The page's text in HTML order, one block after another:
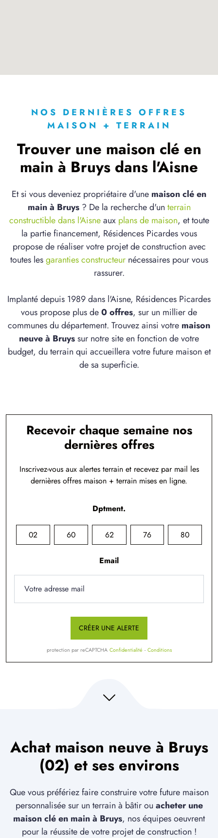
NOS DERNIÈRES OFFRES
MAISON + TERRAIN
Trouver une maison clé en
main à Bruys dans l'Aisne
Et si vous deveniez propriétaire d'une maison clé en
main à Bruys? De la recherche d'un terrain
constructible dans l'Aisneaux plans de maison, et toute
la partie financement, Résidences Picardes vous
propose de réaliser votre projet de construction avec
toutes lesgaranties constructeurnécessaires pour vous
rassurer.
Implanté depuis 1989 dans l'Aisne, Résidences Picardes
vous propose plus de0 offres, sur un millier de
communes du département. Trouvez ainsi votre maison
neuve à Bruyssur notre site en fonction de votre
budget, du terrain qui accueillera votre future maison et
de sa superficie.
Recevoir chaque semaine nos
dernières offres
Inscrivez-vous aux alertes terrain et recevez par mail les
dernières offres maison + terrain mises en ligne.
Dptment.
02 60 62 76 80
Email
CRÉER UNE ALERTE
protection par reCAPTCHA Confidentialité - Conditions
Achat maison neuve à Bruys
(02) et ses environs
Que vous préfériez faire construire votre future maison
personnalisée sur un terrain à bâtir ou acheter une
maison clé en main à Bruys, nos équipes oeuvrent
pour la réussite de votre projet de construction !